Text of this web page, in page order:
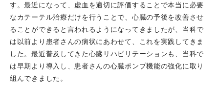
2024.10.01 藤本優菜先生、林友貴先生、前憲和先生、
石見広大先生が就職しました。
2024.09.28 Bay area Complex PCI ＆Imaging
Conference 2024が開催されました。
高谷具史科長がLive Case 4でオペレーターを務めまし
た。
2024.09.03当科からも症例をEntryした臨床研究の結果
す。最近になって、虚血を適切に評価することで本当に必要
なカテーテル治療だけを行うことで、心臓の予後を改善させ
ることができると言われるようになってきましたが、当科で
は以前より患者さんの病状にあわせて、これを実践してきま
した。最近普及してきた心臓リハビリテーションも、当科で
は早期より導入し、患者さんの心臓ポンプ機能の強化に取り
組んできました。